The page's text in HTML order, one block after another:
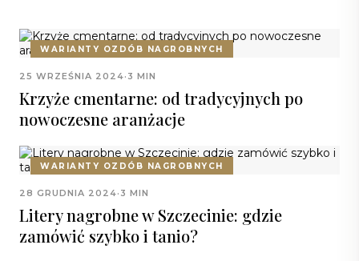
WARIANTY OZDÓB NAGROBNYCH
25 WRZEŚNIA 2024· 3 MIN
Krzyże cmentarne: od tradycyjnych po
nowoczesne aranżacje
WARIANTY OZDÓB NAGROBNYCH
28 GRUDNIA 2024· 3 MIN
Litery nagrobne w Szczecinie: gdzie
zamówić szybko i tanio?